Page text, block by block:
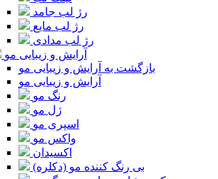
رژ لب جامد
رژ لب مایع
رژ لب مدادی
آرایش و زیبایی مو
بازگشت به آرایش و زیبایی مو
آرایش و زیبایی مو
رنگ مو
ژل مو
اسپری مو
واکس مو
اکسیدان
بی رنگ کننده مو (دکلره)